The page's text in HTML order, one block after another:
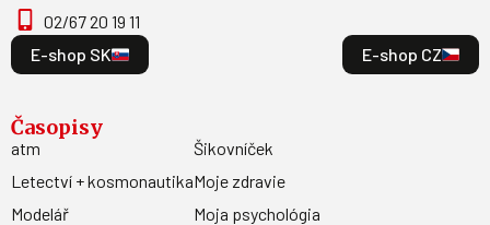
02/67 20 19 11
E-shop SK
E-shop CZ
Časopisy
atm
Letectví + kosmonautika
Modelář
Šikovníček
Moje zdravie
Moja psychológia